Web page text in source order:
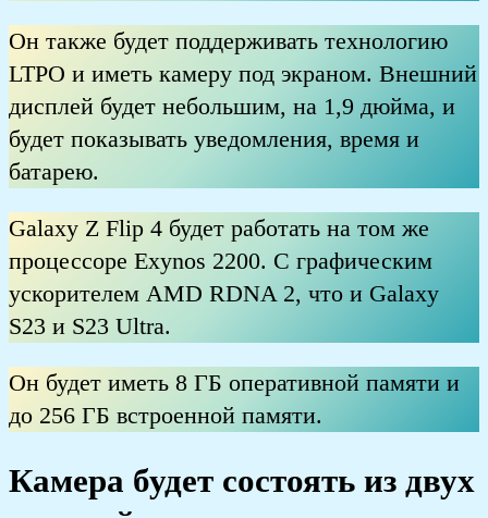
Он также будет поддерживать технологию
LTPO и иметь камеру под экраном. Внешний
дисплей будет небольшим, на 1,9 дюйма, и
будет показывать уведомления, время и
батарею.
Galaxy Z Flip 4 будет работать на том же
процессоре Exynos 2200. С графическим
ускорителем AMD RDNA 2, что и Galaxy
S23 и S23 Ultra.
Он будет иметь 8 ГБ оперативной памяти и
до 256 ГБ встроенной памяти.
Камера будет состоять из двух